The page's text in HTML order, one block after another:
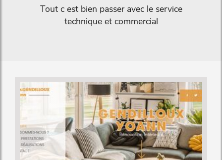
Tout c est bien passer avec le service
technique et commercial